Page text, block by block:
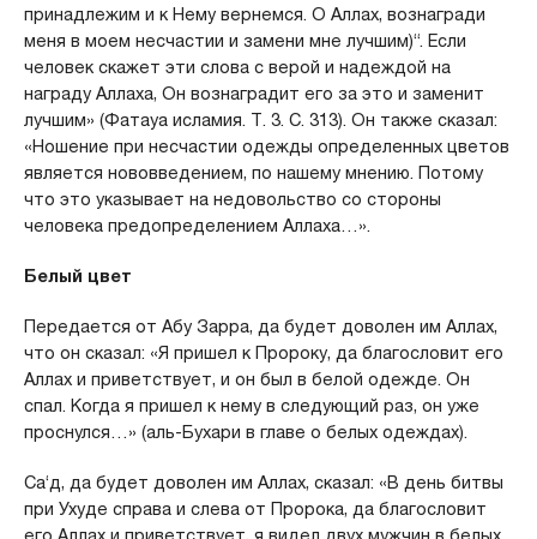
принадлежим и к Нему вернемся. О Аллах, вознагради
меня в моем несчастии и замени мне лучшим)“. Если
человек скажет эти слова с верой и надеждой на
награду Аллаха, Он вознаградит его за это и заменит
лучшим» (Фатауа исламия. Т. 3. С. 313). Он также сказал:
«Ношение при несчастии одежды определенных цветов
является нововведением, по нашему мнению. Потому
что это указывает на недовольство со стороны
человека предопределением Аллаха…».
Белый цвет
Передается от Абу Зарра, да будет доволен им Аллах,
что он сказал: «Я пришел к Пророку, да благословит его
Аллах и приветствует, и он был в белой одежде. Он
спал. Когда я пришел к нему в следующий раз, он уже
проснулся…» (аль-Бухари в главе о белых одеждах).
Са‘д, да будет доволен им Аллах, сказал: «В день битвы
при Ухуде справа и слева от Пророка, да благословит